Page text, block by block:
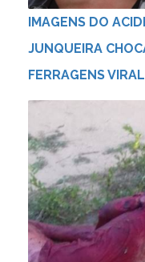
IMAGENS DO
JUNQUEIRA
FERRAGENS